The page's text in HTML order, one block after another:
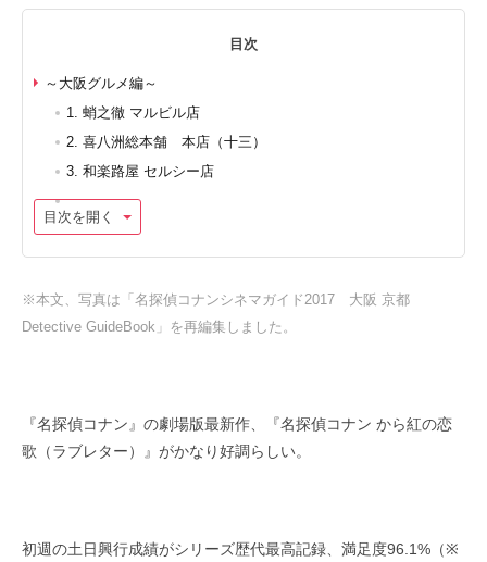
目次
～大阪グルメ編～
1. 蛸之徹 マルビル店
2. 喜八洲総本舗 本店（十三）
3. 和楽路屋 セルシー店
目次を開く
※本文、写真は「名探偵コナンシネマガイド2017 大阪 京都
Detective GuideBook」を再編集しました。
『名探偵コナン』の劇場版最新作、『名探偵コナン から紅の恋
歌（ラブレター）』がかなり好調らしい。
初週の土日興行成績がシリーズ歴代最高記録、満足度96.1% （※